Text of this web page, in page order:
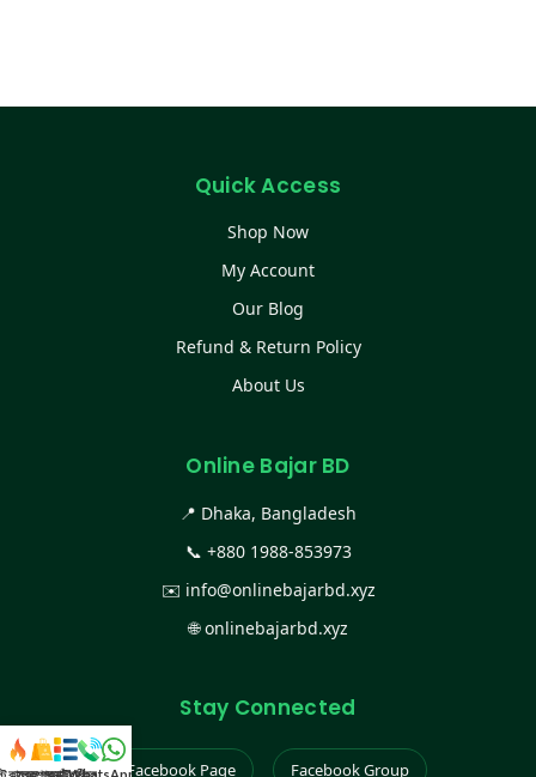
Quick Access
Shop Now
My Account
Our Blog
Refund & Return Policy
About Us
Online Bajar BD
📍 Dhaka, Bangladesh
📞 +880 1988-853973
✉️ info@onlinebajarbd.xyz
🌐onlinebajarbd.xyz
Stay Connected
Facebook Page Facebook Group